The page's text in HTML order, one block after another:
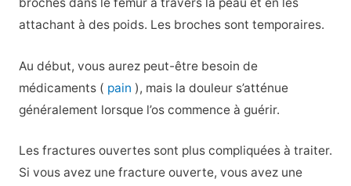
attachant à des poids. Les broches sont temporaires.
Au début, vous aurez peut-être besoin de
médicaments ( pain ), mais la douleur s’atténue
généralement lorsque l’os commence à guérir.
Les fractures ouvertes sont plus compliquées à traiter.
Si vous avez une fracture ouverte, vous avez une